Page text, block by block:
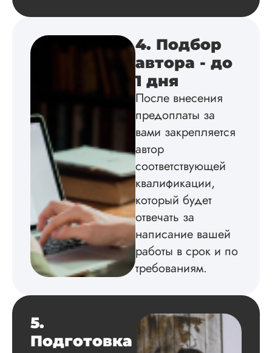
У меня был заказ
кандидатскую по
педагогике.
Теоретическая
была написана,
практическая,
с этим связано.
Сделали неплохо,
ничего
Спаси...
Читать полный
Олежа
Вид работы:
диссертация
Дата:
2024-07-01
4. Подбор
автора - до
1 дня
После внесения
предоплаты за
вами закрепляется
автор
соответствующей
квалификации,
который будет
отвечать за
написание вашей
работы в срок и по
требованиям.
5.
Подготовка